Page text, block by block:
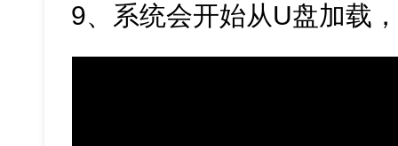
9、系统会开始从U盘加载